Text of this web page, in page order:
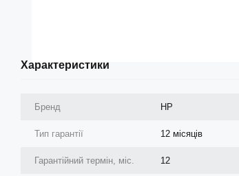
Характеристики
Бренд HP
Тип гарантії 12 місяців
Гарантійний термін, міс. 12